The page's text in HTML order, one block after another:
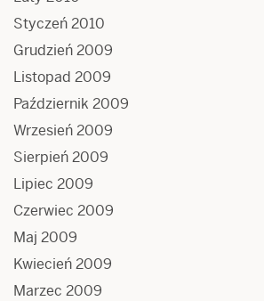
Styczeń 2010
Grudzień 2009
Listopad 2009
Październik 2009
Wrzesień 2009
Sierpień 2009
Lipiec 2009
Czerwiec 2009
Maj 2009
Kwiecień 2009
Marzec 2009